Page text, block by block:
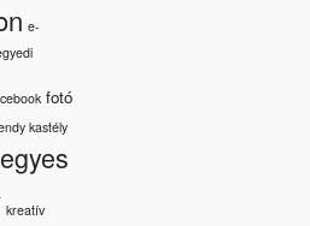
e-
fotó
kastély
kreatív